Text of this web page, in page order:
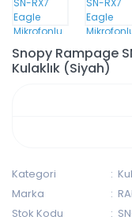
Snopy Rampage
Kulaklık (Siyah)
Kategori
Marka
Stok Kodu